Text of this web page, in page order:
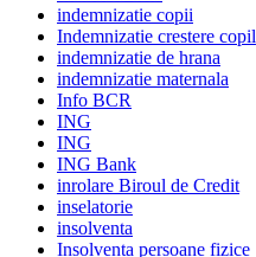
indemnizatie copii
Indemnizatie crestere copil
indemnizatie de hrana
indemnizatie maternala
Info BCR
ING
ING
ING Bank
inrolare Biroul de Credit
inselatorie
insolventa
Insolventa persoane fizice